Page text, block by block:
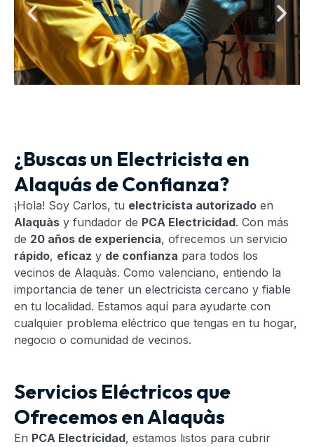
¿Buscas un Electricista en
Alaquás de Confianza?
¡Hola! Soy Carlos, tu electricista autorizado en
Alaquàs y fundador de PCA Electricidad. Con más
de 20 años de experiencia, ofrecemos un servicio
rápido, eficaz y de confianza para todos los
vecinos de Alaquàs. Como valenciano, entiendo la
importancia de tener un electricista cercano y fiable
en tu localidad. Estamos aquí para ayudarte con
cualquier problema eléctrico que tengas en tu hogar,
negocio o comunidad de vecinos.
Servicios Eléctricos que
Ofrecemos en Alaquàs
En PCA Electricidad, estamos listos para cubrir